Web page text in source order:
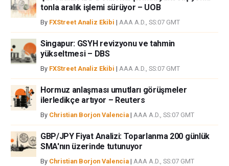
FXStreet’de verilen herhangi bir görüş, haber, araştırma, analiz, fiyatlar
veya fxstreet.comtarafından bu sitede yayınlanan bilgiler çalışanlar,
ortaklar yada katkıda bulunanlar tarafından genel piyasa yorumu olarak
bilgilerin kullanımı nedeniyle doğrudan yada dolaylı olarak ortaya
çıkabilecek herhangi bir kar kaybı herhangi bir sınırlama olmaksızın
herhangi bir kayıp ya da hasar için sorumluluk kabul etmemektedir.
tonla aralık işlemi sürüyor – UOB
By FXStreet Analiz Ekibi | AAA A.D., SS:07 GMT
Singapur: GSYH revizyonu ve tahmin
yükseltmesi – DBS
By FXStreet Analiz Ekibi | AAA A.D., SS:07 GMT
Hormuz anlaşması umutları görüşmeler
ilerledikçe artıyor – Reuters
By Christian Borjon Valencia | AAA A.D., SS:07 GMT
GBP/JPY Fiyat Analizi: Toparlanma 200 günlük
SMA'nın üzerinde tutunuyor
By Christian Borjon Valencia | AAA A.D., SS:07 GMT